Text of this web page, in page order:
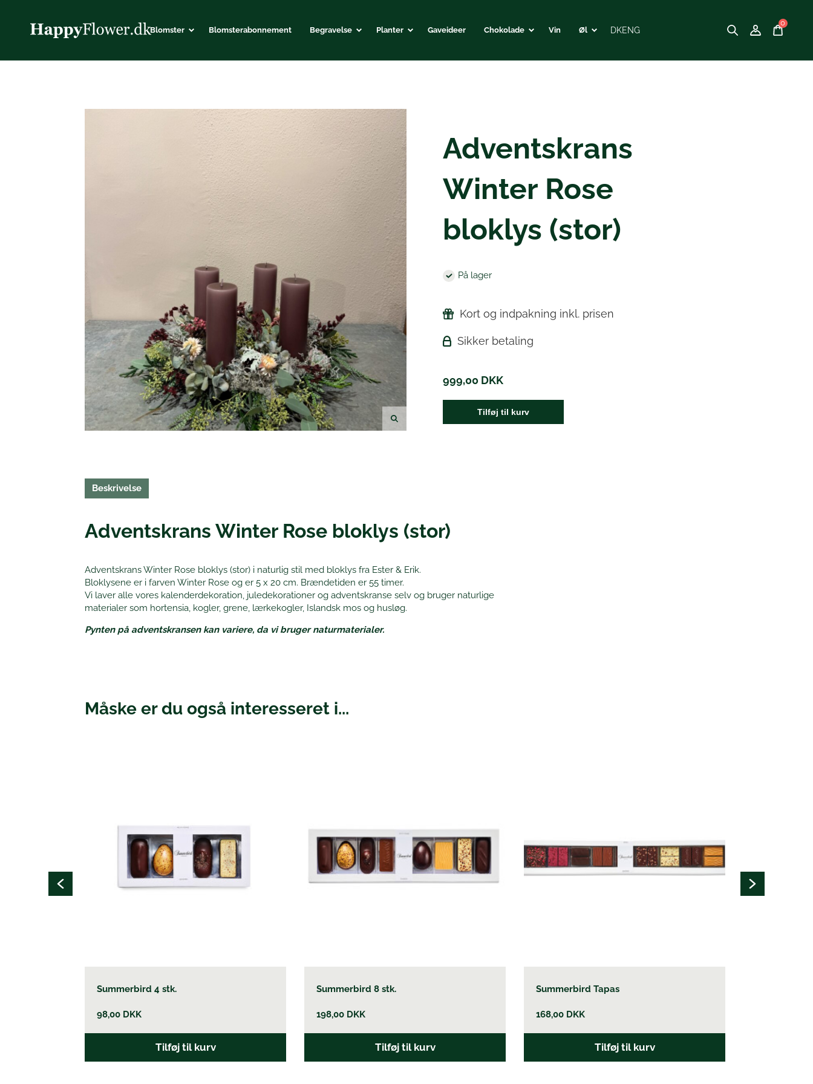
Blomster Blomster­abonnement Begravelse Planter Gaveideer Chokolade Vin Øl DKENG
0
Adventskrans
Winter Rose
bloklys (stor)
På lager
Kort og indpakning inkl. prisen
Sikker betaling
999,00 DKK
Tilføj til kurv
Beskrivelse
Adventskrans Winter Rose bloklys (stor)
Adventskrans Winter Rose bloklys (stor) i naturlig stil med bloklys fra Ester & Erik.
Bloklysene er i farven Winter Rose og er 5 x 20 cm. Brændetiden er 55 timer.
Vi laver alle vores kalenderdekoration, juledekorationer og adventskranse selv og bruger naturlige
materialer som hortensia, kogler, grene, lærkekogler, Islandsk mos og husløg.
Pynten på adventskransen kan variere, da vi bruger naturmaterialer.
Måske er du også interesseret i...
Summerbird 4 stk.
98,00 DKK
Tilføj til kurv
Summerbird 8 stk.
198,00 DKK
Tilføj til kurv
Summerbird Tapas
168,00 DKK
Tilføj til kurv